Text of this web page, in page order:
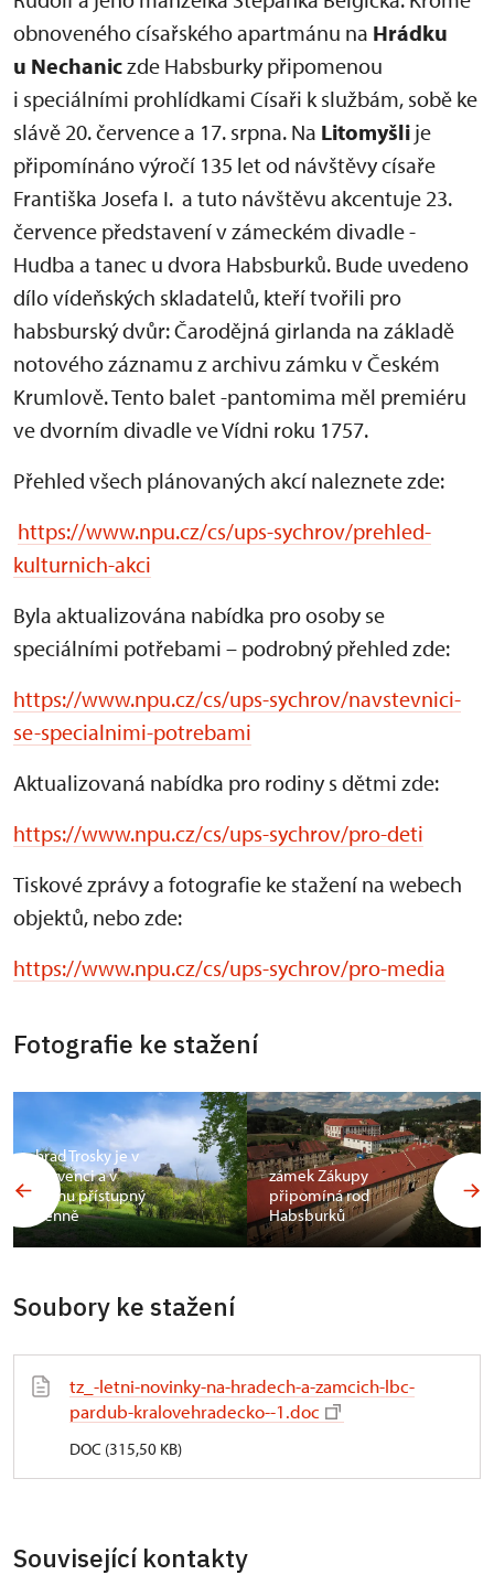
obnoveného císařského apartmánu na Hrádku
u Nechaniczde Habsburky připomenou
i speciálními prohlídkami Císaři k službám, sobě ke
slávě 20. července a 17. srpna. Na Litomyšli je
připomínáno výročí 135 let od návštěvy císaře
Františka Josefa I. a tuto návštěvu akcentuje 23.
července představení v zámeckém divadle -
Hudba a tanec u dvora Habsburků. Bude uvedeno
dílo vídeňských skladatelů, kteří tvořili pro
habsburský dvůr: Čarodějná girlanda na základě
notového záznamu z archivu zámku v Českém
Krumlově. Tento balet -pantomima měl premiéru
ve dvorním divadle ve Vídni roku 1757.
Přehled všech plánovaných akcí naleznete zde:
https://www.npu.cz/cs/ups-sychrov/prehled-
kulturnich-akci
Byla aktualizována nabídka pro osoby se
speciálními potřebami – podrobný přehled zde:
https://www.npu.cz/cs/ups-sychrov/navstevnici-
se-specialnimi-potrebami
Aktualizovaná nabídka pro rodiny s dětmi zde:
https://www.npu.cz/cs/ups-sychrov/pro-deti
Tiskové zprávy a fotografie ke stažení na webech
objektů, nebo zde:
https://www.npu.cz/cs/ups-sychrov/pro-media
Fotografie ke stažení
hrad Trosky je v
červenci a v
srpnu přístupný
denně
zámek Zákupy
připomíná rod
Habsburků
Soubory ke stažení
tz_-letni-novinky-na-hradech-a-zamcich-lbc-
pardub-kralovehradecko--1.doc
DOC (315,50 KB)
Související kontakty